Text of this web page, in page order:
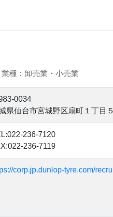
：卸売業・小売業
0034
県仙台市宮城野区扇町１丁目
236-7120
236-7119
corp.jp.dunlop-tyre.com/